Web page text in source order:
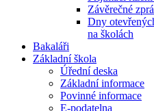
Závěrečné
Dny
na školách
Bakaláři
Základní škola
Úřední deska
Základní informace
Povinné informace
E-podatelna